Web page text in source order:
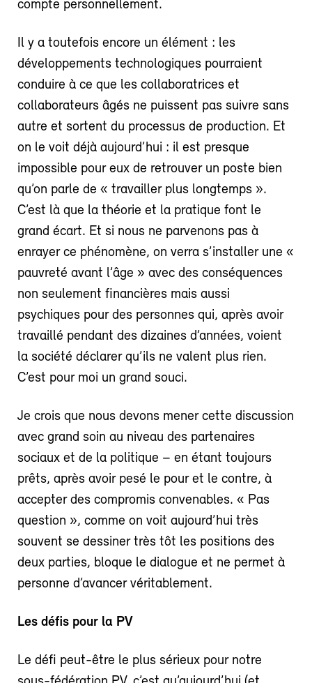
compte personnellement.
Il y a toutefois encore un élément : les
développements technologiques pourraient
conduire à ce que les collaboratrices et
collaborateurs âgés ne puissent pas suivre sans
autre et sortent du processus de production. Et
on le voit déjà aujourd’hui : il est presque
impossible pour eux de retrouver un poste bien
qu’on parle de « travailler plus longtemps ».
C’est là que la théorie et la pratique font le
grand écart. Et si nous ne parvenons pas à
enrayer ce phénomène, on verra s’installer une «
pauvreté avant l’âge » avec des conséquences
non seulement financières mais aussi
psychiques pour des personnes qui, après avoir
travaillé pendant des dizaines d’années, voient
la société déclarer qu’ils ne valent plus rien.
C’est pour moi un grand souci.
Je crois que nous devons mener cette discussion
avec grand soin au niveau des partenaires
sociaux et de la politique – en étant toujours
prêts, après avoir pesé le pour et le contre, à
accepter des compromis convenables. « Pas
question », comme on voit aujourd’hui très
souvent se dessiner très tôt les positions des
deux parties, bloque le dialogue et ne permet à
personne d’avancer véritablement.
Les défis pour la PV
Le défi peut-être le plus sérieux pour notre